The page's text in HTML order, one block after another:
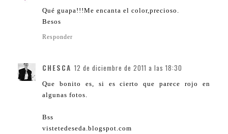
Qué guapa!!!Me encanta el color,precioso.
Besos
Responder
CHESCA 12 de diciembre de 2011 a las 18:30
Que bonito es, si es cierto que parece rojo en
algunas fotos.
Bss
vistetedeseda.blogspot.com